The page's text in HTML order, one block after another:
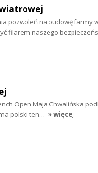
wiatrowej
pozwoleń na budowę farmy
filarem naszego
Open Maja Chwalińska
polski ten… » więcej